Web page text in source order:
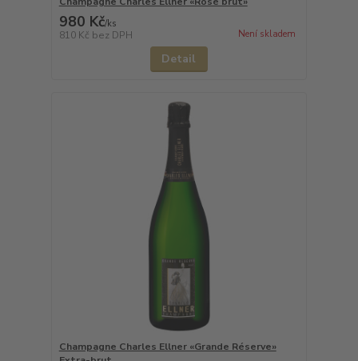
980 Kč/ks
810 Kč bez DPH Není skladem
Detail
Champagne Charles Ellner «Grande Réserve»